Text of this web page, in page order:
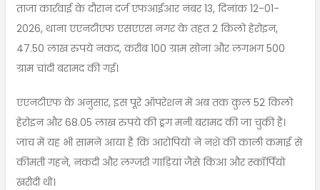
ताजा कार्रवाई के दौरान दर्ज एफआईआर नंबर 13, दिनांक 12-01-
2026, थाना एएनटीएफ एसएएस नगर के तहत 2 किलो हेरोइन,
47.50 लाख रुपये नकद, करीब 100 ग्राम सोना और लगभग 500
ग्राम चांदी बरामद की गई।
एएनटीएफ के अनुसार, इस पूरे ऑपरेशन में अब तक कुल 52 किलो
हेरोइन और 68.05 लाख रुपये की ड्रग मनी बरामद की जा चुकी है।
जांच में यह भी सामने आया है कि आरोपियों ने नशे की काली कमाई से
कीमती गहने, नकदी और लग्जरी गाड़ियां जैसे किआ और स्कॉर्पियो
खरीदी थीं।